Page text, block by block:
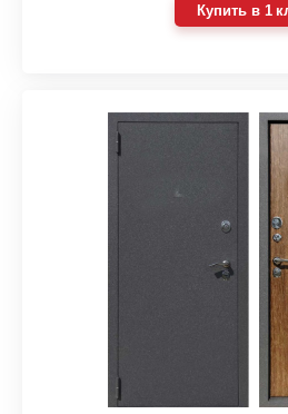
Купить в 1